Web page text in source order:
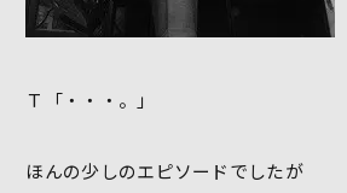
Ｔ「・・・。」
ほんの少しのエピソードでしたが